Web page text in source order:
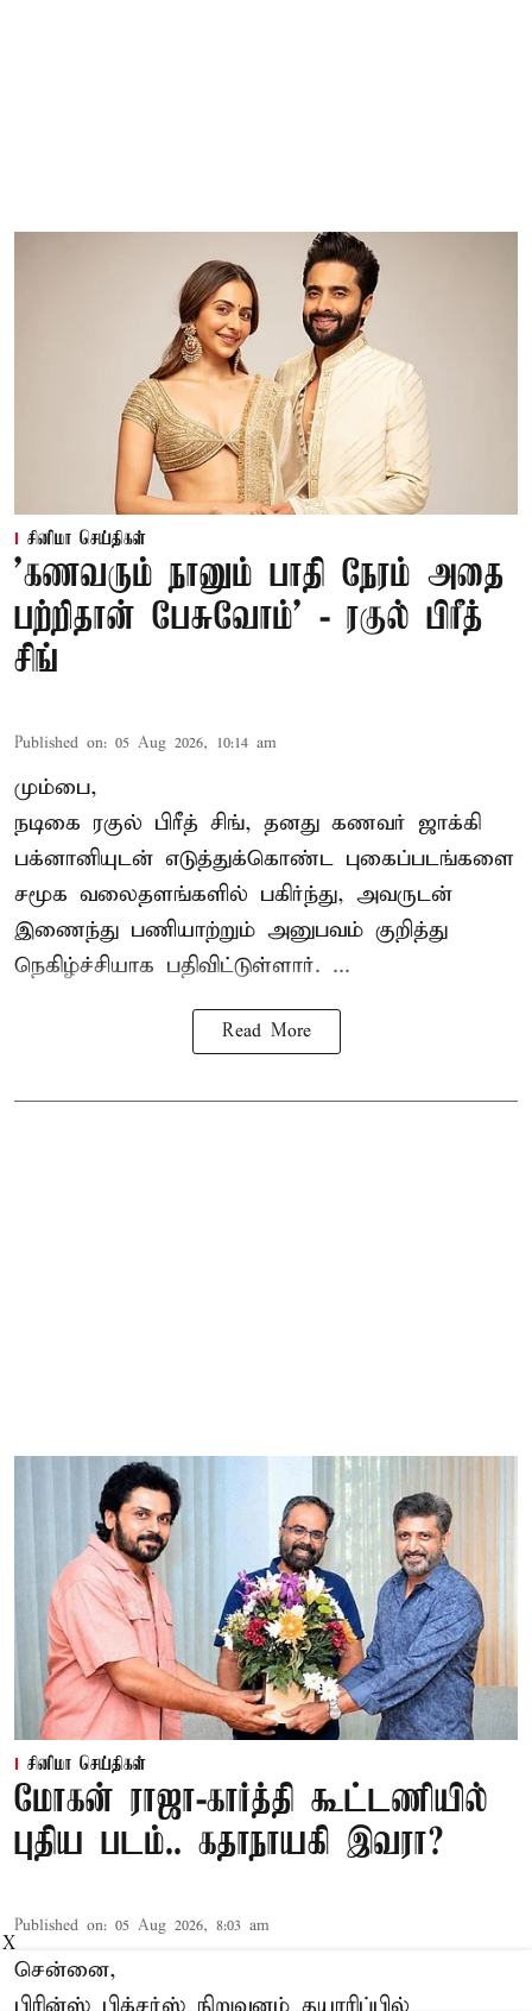
சினிமா செய்திகள்
’கணவரும் நானும் பாதி நேரம் அதை
பற்றிதான் பேசுவோம்’ - ரகுல் பிரீத்
சிங்
Published on: 05 Aug 2026, 10:14 am
மும்பை,
நடிகை ரகுல் பிரீத் சிங், தனது கணவர் ஜாக்கி
பக்னானியுடன் எடுத்துக்கொண்ட புகைப்படங்களை
சமூக வலைதளங்களில் பகிர்ந்து, அவருடன்
இணைந்து பணியாற்றும் அனுபவம் குறித்து
நெகிழ்ச்சியாக பதிவிட்டுள்ளார். ...
Read More
சினிமா செய்திகள்
மோகன் ராஜா-கார்த்தி கூட்டணியில்
புதிய படம்.. கதாநாயகி இவரா?
Published on: 05 Aug 2026, 8:03 am
சென்னை,
பிரின்ஸ் பிக்சர்ஸ் நிறுவனம் தயாரிப்பில்
X